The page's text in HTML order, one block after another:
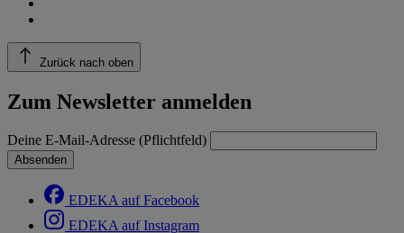
Zurück nach oben
Zum Newsletter anmelden
Deine E-Mail-Adresse (Pflichtfeld)
Absenden
EDEKA auf Facebook
EDEKA auf Instagram